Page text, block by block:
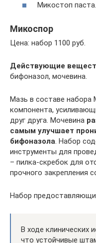
Микостоп паста.
Микоспор
Цена: набор 1100 руб.
Действующие
бифоназол, мочевина.
Мазь в составе
компонента,
друг друга. Мочевина
самым улучшает
бифоназола. Набор
инструменты для
– пилка-скребок для
прочного закрепления
Набор
В ходе клинических
что устойчивые